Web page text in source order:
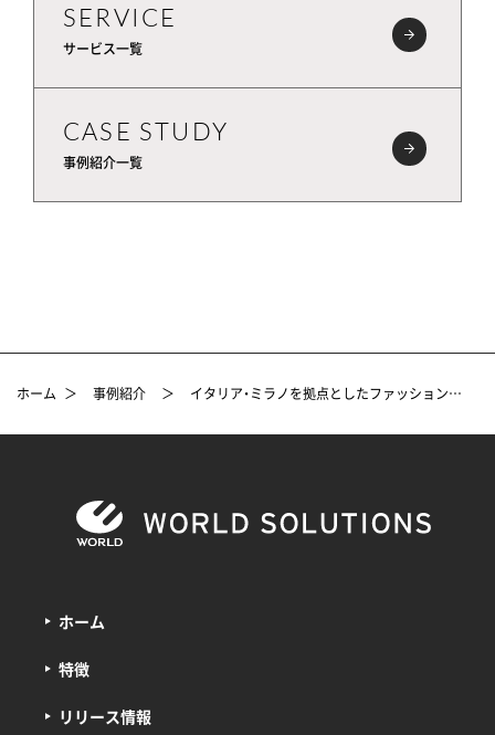
SERVICE
サービス一覧
CASE STUDY
事例紹介一覧
ホーム ＞ 事例紹介 ＞ イタリア・ミラノを拠点としたファッションブランド 「TATRAS（タトラス）」 の販売代行事例
ホーム
特徴
リリース情報